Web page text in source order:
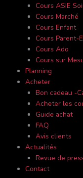
Cours ASIE
Cours Marché
Cours Enfant
Cours Parent-
Cours Ado
Cours sur
Planning
Acheter
Bon cadeau -
Acheter les
Guide achat
FAQ
Avis clients
Actualités
Revue de
Contact